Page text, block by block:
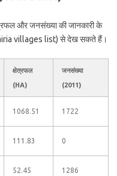
और जनसंख्या की जानकारी के
villages list) से देख सकते हैं।
क्षेत्रफल
(HA)
जनसंख्या
(2011)
1068.51 1722
111.83 0
52.45 1286